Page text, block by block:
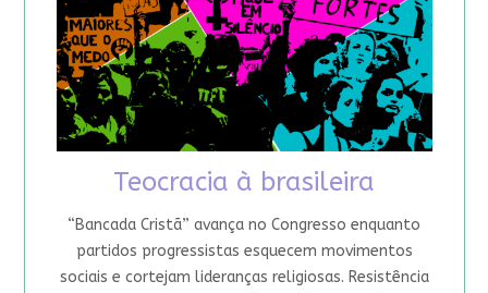
Teocracia à brasileira
“Bancada Cristã” avança no Congresso enquanto
partidos progressistas esquecem movimentos
sociais e cortejam lideranças religiosas. Resistência